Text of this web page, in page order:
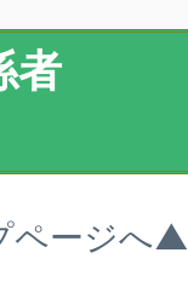
者
ページへ▲